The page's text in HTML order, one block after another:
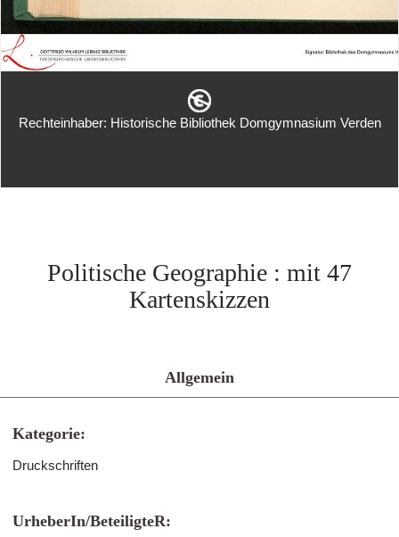
Rechteinhaber: Historische Bibliothek Domgymnasium Verden
Politische Geographie : mit 47
Kartenskizzen
Allgemein
Kategorie:
Druckschriften
UrheberIn/BeteiligteR: